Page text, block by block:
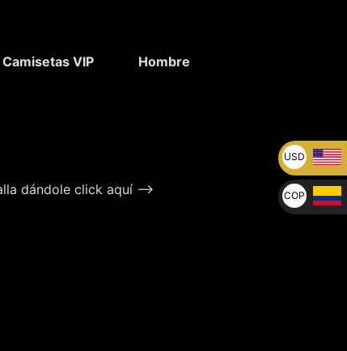
Camisetas VIP Hombre
dándole click aquí –>
USD
U$
COP
$